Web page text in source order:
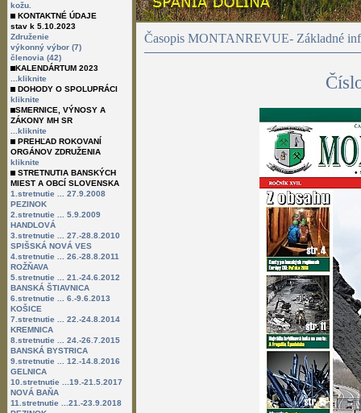
kožu.
KONTAKTNÉ ÚDAJE
stav k 5.10.2023
Združenie
výkonný výbor (7)
členovia (42)
KALENDÁRTUM 2023
...kliknite
DOHODY O SPOLUPRÁCI
kliknite
SMERNICE, VÝNOSY A
ZÁKONY MH SR
...kliknite
PREHĽAD ROKOVANÍ
ORGÁNOV ZDRUŽENIA
kliknite
STRETNUTIA BANSKÝCH
MIEST A OBCÍ SLOVENSKA
1.stretnutie ... 27.9.2008
PEZINOK
2.stretnutie ... 5.9.2009
HANDLOVÁ
3.stretnutie ... 27.-28.8.2010
SPIŠSKÁ NOVÁ VES
4.stretnutie ... 26.-28.8.2011
ROŽŇAVA
5.stretnutie ... 21.-24.6.2012
BANSKÁ ŠTIAVNICA
6.stretnutie ... 6.-9.6.2013
KOŠICE
7.stretnutie ... 22.-24.8.2014
KREMNICA
8.stretnutie ... 24.-26.7.2015
BANSKÁ BYSTRICA
9.stretnutie ... 12.-14.8.2016
GELNICA
10.stretnutie ...19.-21.5.2017
NOVÁ BAŇA
11.stretnutie ...21.-23.9.2018
Časopis MONTANREVUE- Základné